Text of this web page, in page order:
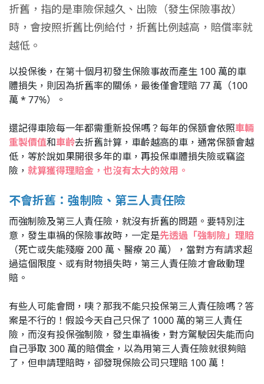
折舊，指的是車險保越久、出險（發生保險事故）
時，會按照折舊比例給付，折舊比例越高，賠償率就
越低。
以投保後，在第十個月初發生保險事故而產生 100 萬的車
體損失，則因為折舊率的關係，最後僅會理賠 77 萬（100
萬 * 77%）。
還記得車險每一年都需重新投保嗎？每年的保額會依照車輛
重製價值和車齡去折舊計算，車齡越高的車，通常保額會越
低，等於說如果開很多年的車，再投保車體損失險或竊盜
險， 就算獲得理賠金，也沒有太大的效用。
不會折舊：強制險、第三人責任險
而強制險及第三人責任險，就沒有折舊的問題。要特別注
意，發生車禍的保險事故時，一定是先透過「強制險」理賠
（死亡或失能殘廢 200 萬、醫療 20 萬），當對方有請求超
過這個限度、或有財物損失時，第三人責任險才會啟動理
賠。
有些人可能會問，咦？那我不能只投保第三人責任險嗎？答
案是不行的！假設今天自己只保了 1000 萬的第三人責任
險，而沒有投保強制險，發生車禍後，對方駕駛因失能而向
自己爭取 300 萬的賠償金，以為用第三人責任險就很夠賠
了，但申請理賠時，卻發現保險公司只理賠 100 萬！